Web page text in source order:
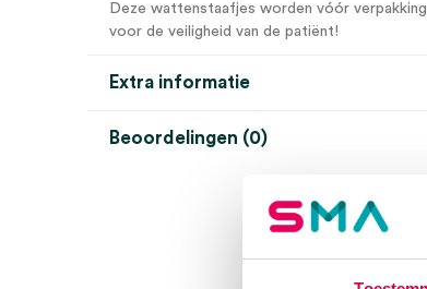
Deze wattenstaafjes worden vóór
voor de veiligheid van de patiënt!
Extra informatie
Beoordelingen (0)